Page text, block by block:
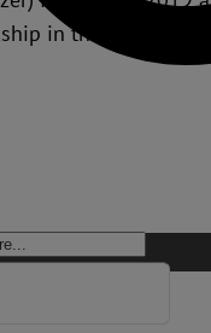
in the district of